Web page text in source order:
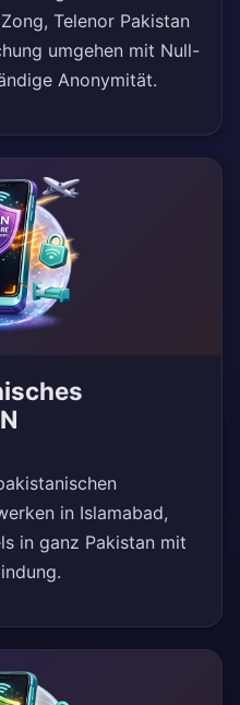
Telenor Pakistan
umgehen mit Null-
Anonymität.
in Islamabad,
in ganz Pakistan mit